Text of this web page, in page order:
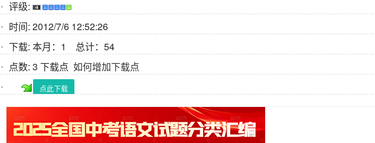
评级:
时间: 2012/7/6 12:52:26
下载: 本月：1 总计：54
点数: 3 下载点 如何增加下载点
点此下载